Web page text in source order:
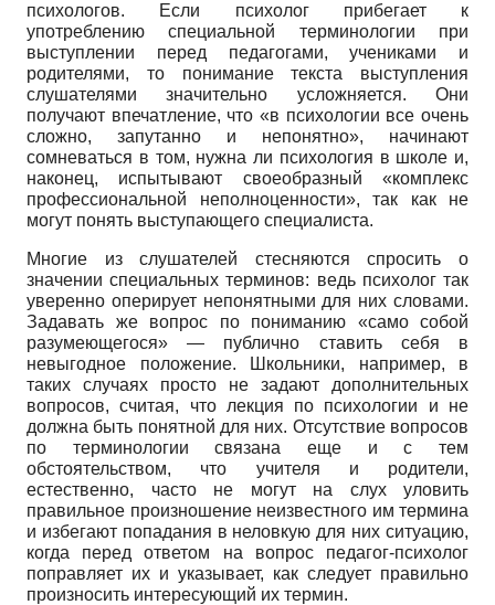
психологов. Если психолог прибегает к
употреблению специальной терминологии при
выступлении перед педагогами, учениками и
родителями, то понимание текста выступления
слушателями значительно усложняется. Они
получают впечатление, что «в психологии все очень
сложно, запутанно и непонятно», начинают
сомневаться в том, нужна ли психология в школе и,
наконец, испытывают своеобразный «комплекс
профессиональной неполноценности», так как не
могут понять выступающего специалиста.
Многие из слушателей стесняются спросить о
значении специальных терминов: ведь психолог так
уверенно оперирует непонятными для них словами.
Задавать же вопрос по пониманию «само собой
разумеющегося» — публично ставить себя в
невыгодное положение. Школьники, например, в
таких случаях просто не задают дополнительных
вопросов, считая, что лекция по психологии и не
должна быть понятной для них. Отсутствие вопросов
по терминологии связана еще и с тем
обстоятельством, что учителя и родители,
естественно, часто не могут на слух уловить
правильное произношение неизвестного им термина
и избегают попадания в неловкую для них ситуацию,
когда перед ответом на вопрос педагог-психолог
поправляет их и указывает, как следует правильно
произносить интересующий их термин.